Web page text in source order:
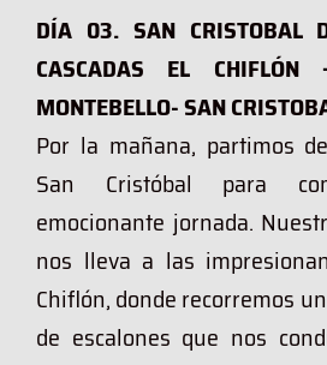
DÍA 03. SAN CRISTOBAL
CASCADAS EL
MONTEBELLO- SAN
Por la mañana, partimos
San Cristóbal para
emocionante jornada.
nos lleva a las
Chiflón, donde recorremos
de escalones que nos